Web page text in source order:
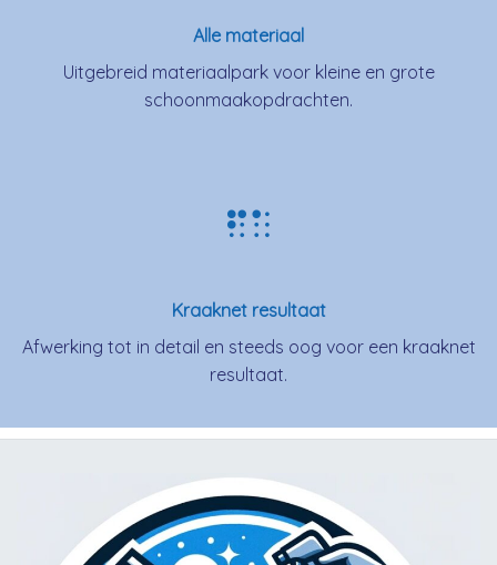
Alle materiaal
Uitgebreid materiaalpark voor kleine en grote
schoonmaakopdrachten.
Kraaknet resultaat
Afwerking tot in detail en steeds oog voor een kraaknet
resultaat.